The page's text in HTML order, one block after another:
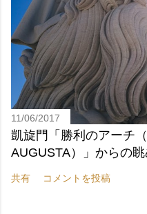
11/06/2017
凱旋門「勝利のアーチ
AUGUSTA）」からの
共有 コメントを投稿